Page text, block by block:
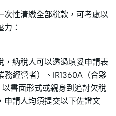
次性清繳全部稅款，可考慮以
：
，納稅人可以透過填妥申請表
務經營者）、IR1360A（合夥
書面形式或親身到追討欠稅
申請人均須提交以下佐證文